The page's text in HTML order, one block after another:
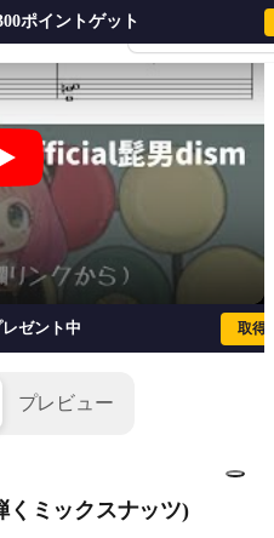
会員登録・ログイ
ポイントゲット
ミックスナッツ (和音で弾くミックス
ゼント中 取得
プレビュー
くミックスナッツ)